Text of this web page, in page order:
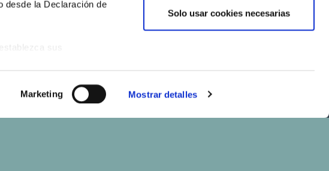
desde la Declaración de
sus
ofrecer funciones
el uso que haga del
Marketing Mostrar detalles
Solo usar cookies necesarias